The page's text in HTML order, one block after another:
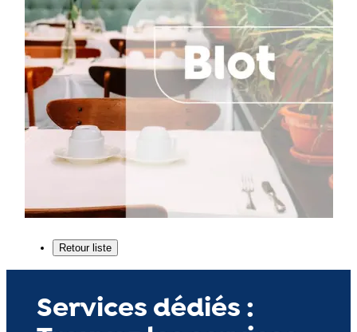
Services dédiés :